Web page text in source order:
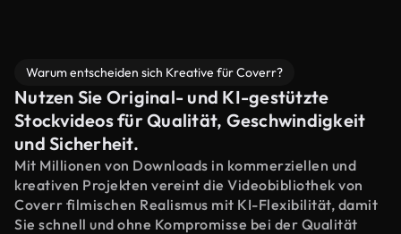
Warum entscheiden sich Kreative für Coverr?
Nutzen Sie Original- und KI-gestützte
Stockvideos für Qualität, Geschwindigkeit
und Sicherheit.
Mit Millionen von Downloads in kommerziellen und
kreativen Projekten vereint die Videobibliothek von
Coverr filmischen Realismus mit KI-Flexibilität, damit
Sie schnell und ohne Kompromisse bei der Qualität